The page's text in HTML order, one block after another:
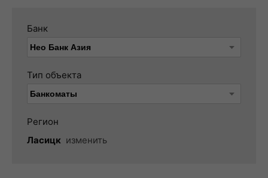
Банк
Тип объекта
Регион
Ласицк изменить